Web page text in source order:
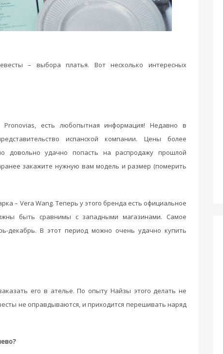
– выбора платья. Вот несколько интересных
есть любопытная информация! Недавно в
испанской компании. Цены более
довольно удачно попасть на распродажу прошлой
закажите нужную вам модель и размер (померить
– Vera Wang. Теперь у этого бренда есть официальное
быть сравнимы с западными магазинами. Самое
декабрь. В этот период можно очень удачно купить
его в ателье. По опыту Найзы этого делать не
не оправдываются, и приходится перешивать наряд